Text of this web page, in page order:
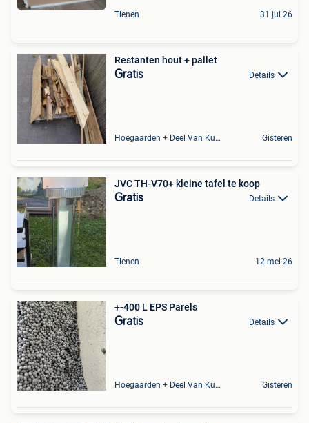
Tienen 31 jul 26
Restanten hout + pallet
Gratis Details
Hoegaarden + Deel Van Kumtich + Deel Van Tienen Gisteren
JVC TH-V70+ kleine tafel te koop
Gratis Details
Tienen 12 mei 26
+-400 L EPS Parels
Gratis Details
Hoegaarden + Deel Van Kumtich + Deel Van Tienen Gisteren